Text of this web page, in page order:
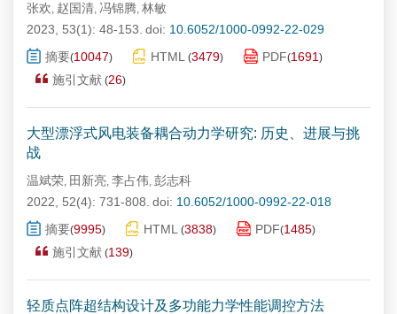
张欢, 赵国清, 冯锦腾, 林敏
2023, 53(1): 48-153. doi: 10.6052/1000-0992-22-029
摘要(10047) HTML (3479) PDF(1691 )
施引文献 (26)
大型漂浮式风电装备耦合动力学研究: 历史、进展与挑
战
温斌荣, 田新亮, 李占伟, 彭志科
2022, 52(4): 731-808. doi: 10.6052/1000-0992-22-018
摘要(9995) HTML (3838) PDF(1485)
施引文献 (139)
轻质点阵超结构设计及多功能力学性能调控方法